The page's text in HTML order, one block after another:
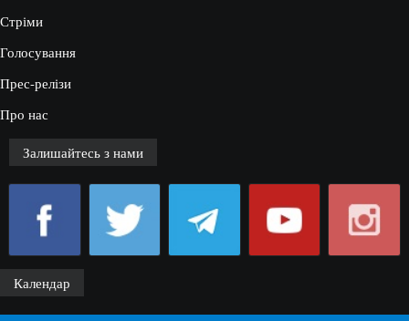
Стріми
Голосування
Прес-релізи
Про нас
Залишайтесь з нами
Календар